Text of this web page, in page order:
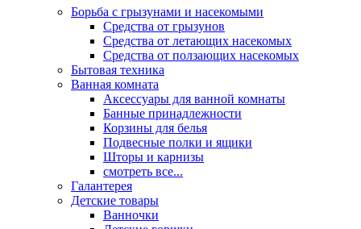
Борьба с грызунами и насекомыми
Средства от грызунов
Средства от летающих насекомых
Средства от ползающих насекомых
Бытовая техника
Ванная комната
Аксессуары для ванной комнаты
Банные принадлежности
Корзины для белья
Подвесные полки и ящики
Шторы и карнизы
смотреть все...
Галантерея
Детские товары
Ванночки